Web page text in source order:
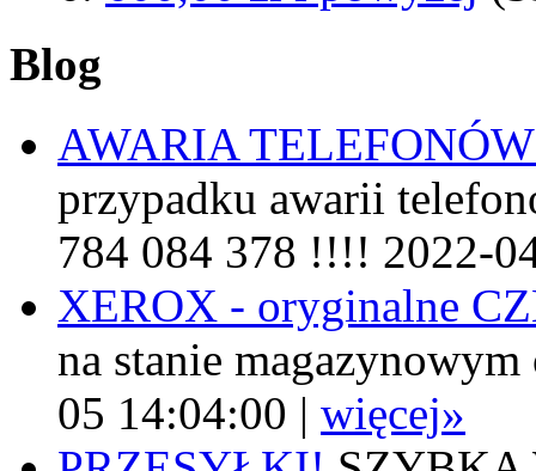
Blog
AWARIA
przypadku awarii
784 084 378 !!!! 2022-
XEROX - oryginalne
na stanie
05 14:04:00 | więcej»